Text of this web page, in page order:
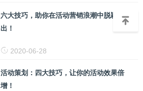
六大技巧，助你在活动营销浪潮中脱颖而
出！
2020-06-28
活动策划：四大技巧，让你的活动效果倍
增！